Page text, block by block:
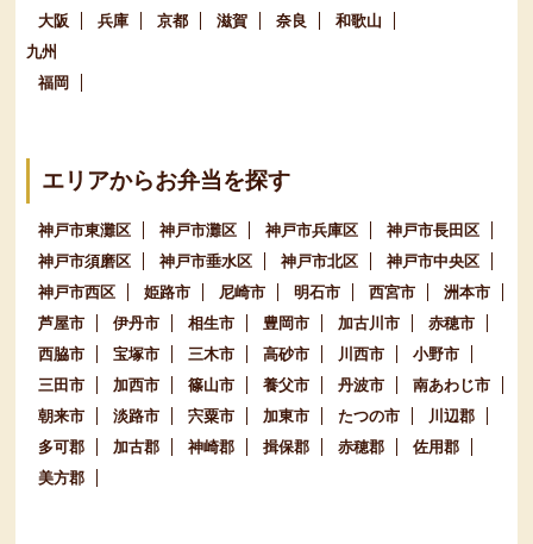
大阪
兵庫 京都 滋賀 奈良
和歌山
九州
福岡
エリアからお弁当を探す
神戸市東灘区 神戸市灘区 神戸市兵庫区
神戸市長田区
神戸市須磨区
神戸市垂水区 神戸市北区
神戸市中央区
神戸市西区
姫路市 尼崎市 明石市 西宮市
洲本市
芦屋市
伊丹市 相生市 豊岡市 加古川市
赤穂市
西脇市
宝塚市 三木市 高砂市 川西市
小野市
三田市
加西市 篠山市 養父市 丹波市
南あわじ市
朝来市
淡路市 宍粟市 加東市 たつの市
川辺郡
多可郡
加古郡 神崎郡 揖保郡 赤穂郡
佐用郡
美方郡